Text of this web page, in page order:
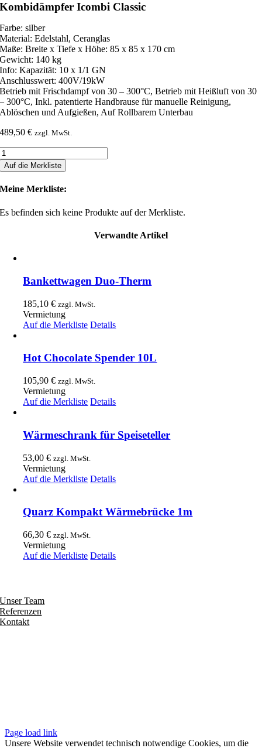
Kombidämpfer Icombi Classic
Farbe: silber
Material: Edelstahl, Ceranglas
Maße: Breite x Tiefe x Höhe: 85 x 85 x 170 cm
Gewicht: 140 kg
Info: Kapazität: 10 x 1/1 GN
Anschlusswert: 400V/19kW
Betrieb mit Frischdampf von 30 – 300°C, Betrieb mit Heißluft von 30
– 300°C, Inkl. patentierte Handbrause für manuelle Reinigung,
Ablöschen und Aufgießen, Auf Rollbarem Unterbau
489,50€ zzgl. MwSt.
Auf die Merkliste
Meine Merkliste:
Es befinden sich keine Produkte auf der Merkliste.
Verwandte Artikel
Bankettwagen Duo-Therm
185,10€ zzgl. MwSt.
Vermietung
Auf die Merkliste Details
Hot Chocolate Spender 10L
105,90€ zzgl. MwSt.
Vermietung
Auf die Merkliste Details
Wärmeschrank für Speiseteller
53,00€ zzgl. MwSt.
Vermietung
Auf die Merkliste Details
Quarz Kompakt Wärmebrücke 1m
66,30€ zzgl. MwSt.
Vermietung
Auf die Merkliste Details
Unser Team
Referenzen
Kontakt
Page load link
Unsere Website verwendet technisch notwendige Cookies, um die